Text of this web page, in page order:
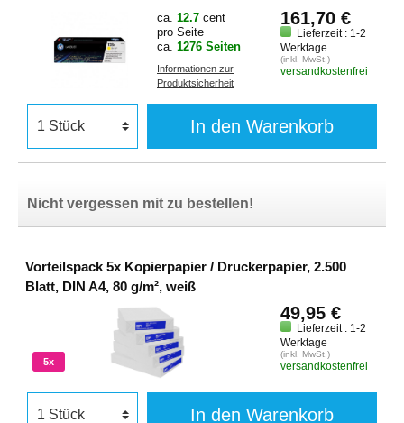
ca. 12.7 cent
pro Seite
ca. 1276 Seiten
Informationen zur
Produktsicherheit
161,70 €
Lieferzeit : 1-2
Werktage
(inkl. MwSt.)
versandkostenfrei
In den Warenkorb
Nicht vergessen mit zu bestellen!
Vorteilspack 5x Kopierpapier / Druckerpapier, 2.500
Blatt, DIN A4, 80 g/m², weiß
5x
49,95 €
Lieferzeit : 1-2
Werktage
(inkl. MwSt.)
versandkostenfrei
In den Warenkorb